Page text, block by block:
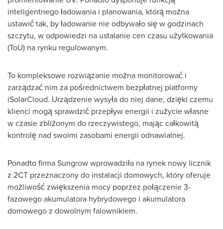
inteligentnego ładowania i planowania, którą można
ustawić tak, by ładowanie nie odbywało się w godzinach
szczytu, w odpowiedzi na ustalanie cen czasu użytkowania
(ToU) na rynku regulowanym.
To kompleksowe rozwiązanie można monitorować i
zarządzać nim za pośrednictwem bezpłatnej platformy
iSolarCloud. Urządzenie wysyła do niej dane, dzięki czemu
klienci mogą sprawdzić przepływ energii i zużycie własne
w czasie zbliżonym do rzeczywistego, mając całkowitą
kontrolę nad swoimi zasobami energii odnawialnej.
Ponadto firma Sungrow wprowadziła na rynek nowy licznik
z 2CT przeznaczony do instalacji domowych, który oferuje
możliwość zwiększenia mocy poprzez połączenie 3-
fazowego akumulatora hybrydowego i akumulatora
domowego z dowolnym falownikiem.